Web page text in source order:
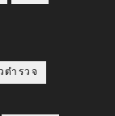
ตำรวจ